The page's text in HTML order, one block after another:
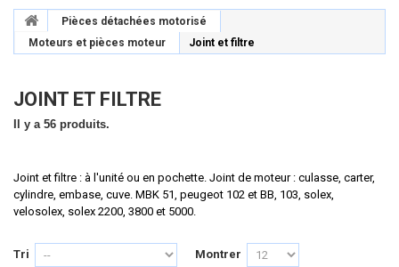
Pièces détachées motorisé
Moteurs et pièces moteur
Joint et filtre
JOINT ET FILTRE
Il y a 56 produits.
Joint et filtre : à l'unité ou en pochette. Joint de moteur : culasse, carter,
cylindre, embase, cuve. MBK 51, peugeot 102 et BB, 103, solex,
velosolex, solex 2200, 3800 et 5000.
Tri
Montrer